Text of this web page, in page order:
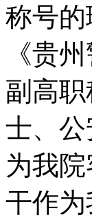
称号
《贵
副高
士、
为我
干作